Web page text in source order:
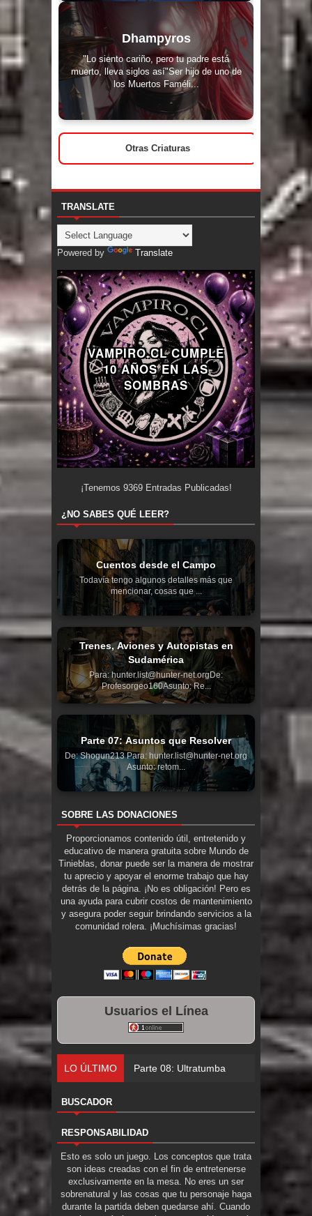
Dhampyros
"Lo siento cariño, pero tu padre está
muerto, lleva siglos así"Ser hijo de uno de
los Muertos Faméli...
Otras Criaturas
TRANSLATE
Powered by Translate
VAMPIRO.CL CUMPLE
10 AÑOS EN LAS
SOMBRAS
¡Tenemos 9369Entradas Publicadas!
¿NO SABES QUÉ LEER?
Cuentos desde el Campo
Todavía tengo algunos detalles más que
mencionar, cosas que ...
Trenes, Aviones y Autopistas en
Sudamérica
Para: hunter.list@hunter-net.orgDe:
Profesorgeo160Asunto: Re...
Parte 07: Asuntos que Resolver
De: Shogun213 Para: hunter.list@hunter-net.org
Asunto: retom...
SOBRE LAS DONACIONES
Proporcionamos contenido útil, entretenido y
educativo de manera gratuita sobre Mundo de
Tinieblas, donar puede ser la manera de mostrar
tu aprecio y apoyar el enorme trabajo que hay
detrás de la página. ¡No es obligación! Pero es
una ayuda para cubrir costos de mantenimiento
y asegura poder seguir brindando servicios a la
comunidad rolera. ¡Muchísimas gracias!
Usuarios el Línea
LO ÚLTIMO Parte 07: Asuntos que Resol
BUSCADOR
RESPONSABILIDAD
Esto es solo un juego. Los conceptos que trata
son ideas creadas con el fin de entretenerse
exclusivamente en la mesa. No eres un ser
sobrenatural y las cosas que tu personaje haga
durante la partida deben quedarse ahí. Cuando